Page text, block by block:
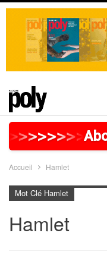
>>>>>>>>>>
Accueil Hamlet
Mot Clé Hamlet
Hamlet